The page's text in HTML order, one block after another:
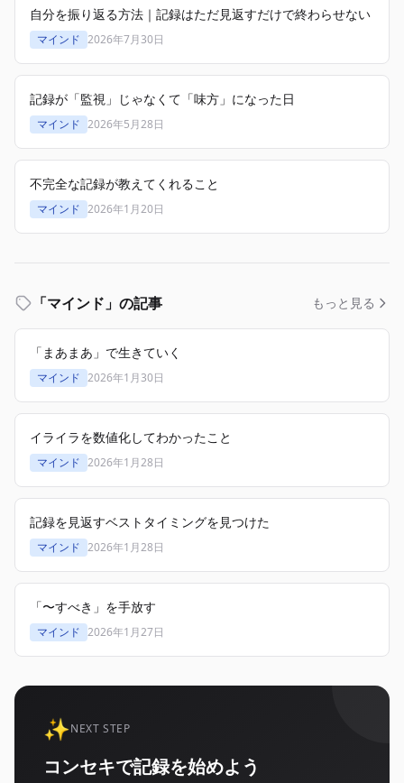
自分を振り返る方法｜記録はただ見返すだけで終わらせない
マインド 2026年7月30日
記録が「監視」じゃなくて「味方」になった日
マインド 2026年5月28日
不完全な記録が教えてくれること
マインド 2026年1月20日
「マインド」の記事 もっと見る
「まあまあ」で生きていく
マインド 2026年1月30日
イライラを数値化してわかったこと
マインド 2026年1月28日
記録を見返すベストタイミングを見つけた
マインド 2026年1月28日
「〜すべき」を手放す
マインド 2026年1月27日
✨NEXT STEP
コンセキで記録を始めよう